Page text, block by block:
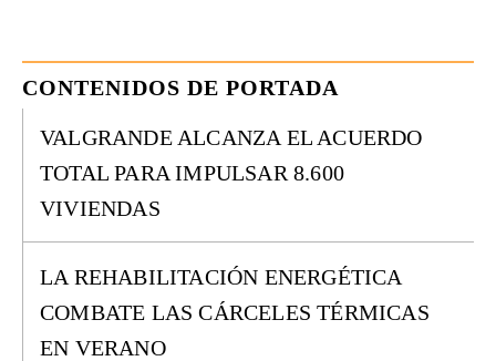
CONTENIDOS DE PORTADA
VALGRANDE ALCANZA EL ACUERDO
TOTAL PARA IMPULSAR 8.600
VIVIENDAS
LA REHABILITACIÓN ENERGÉTICA
COMBATE LAS CÁRCELES TÉRMICAS
EN VERANO